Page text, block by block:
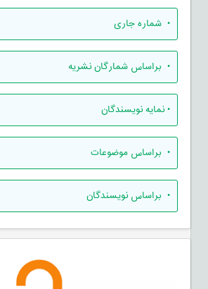
• شماره جاری
• براساس شمارگان نشریه
•نمایه نویسندگان
• براساس موضوعات
• براساس نویسندگان